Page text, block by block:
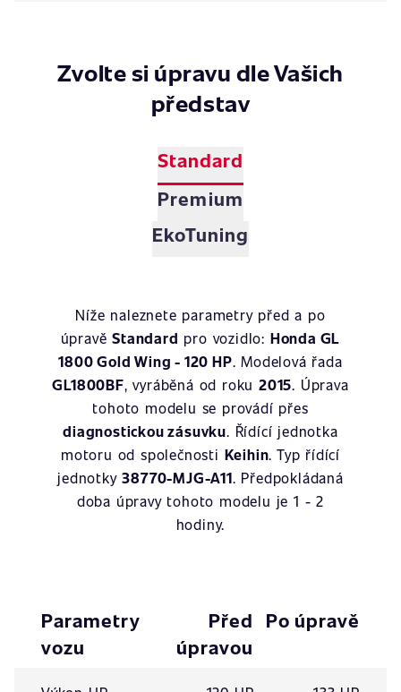
Zvolte si úpravu dle Vašich
představ
Standard
Premium
EkoTuning
Níže naleznete parametry před a po
úpravěStandard pro vozidlo: Honda GL
1800 Gold Wing - 120 HP. Modelová řada
GL1800BF, vyráběná od roku 2015. Úprava
tohoto modelu se provádí přes
diagnostickou zásuvku. Řídící jednotka
motoru od společnosti Keihin. Typ řídící
jednotky38770-MJG-A11. Předpokládaná
doba úpravy tohoto modelu je 1 - 2
hodiny.
Parametry
vozu
Před
úpravou
Po úpravě